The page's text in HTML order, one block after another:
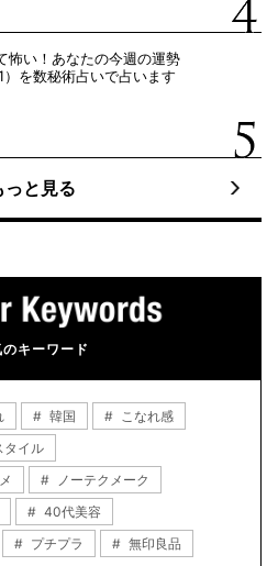
怖い！あなたの今週の運勢
）を数秘術占いで占います
っと見る
のキーワード
韓国
こなれ感
タイル
ノーテクメーク
40代美容
プチプラ
無印良品